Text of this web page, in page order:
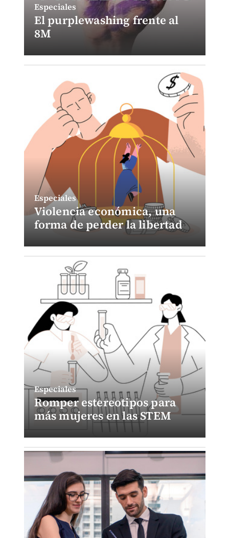
El purplewashing frente al
8M
Especiales
Violencia económica, una
forma de perder la libertad
Especiales
Romper estereotipos para
más mujeres en las STEM
Especiales